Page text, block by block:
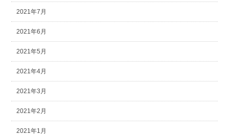
2021年7月
2021年6月
2021年5月
2021年4月
2021年3月
2021年2月
2021年1月